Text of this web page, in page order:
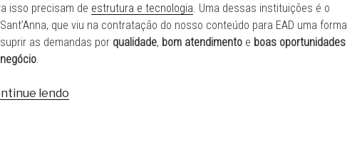
isso precisam de estrutura e tecnologia. Uma dessas instituições é o
que viu na contratação do nosso conteúdo para EAD uma forma
as demandas por qualidade, bom atendimento e boas oportunidades
.
lendo